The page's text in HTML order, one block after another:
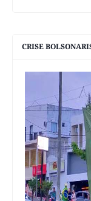
CRISE